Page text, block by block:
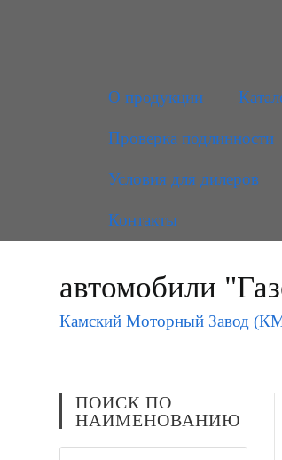
О продукции
Проверка подлинности
Условия для дилеров
Контакты
автомобили
Камский Моторный Завод
ПОИСК ПО
НАИМЕНОВАНИЮ